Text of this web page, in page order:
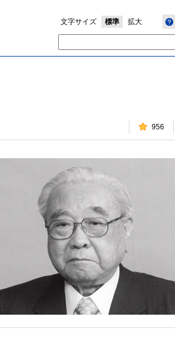
文字サイズ 標準 拡大
956